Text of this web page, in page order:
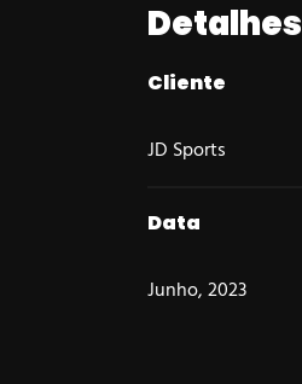
Detalhes
Cliente
JD Sports
Data
Junho, 2023